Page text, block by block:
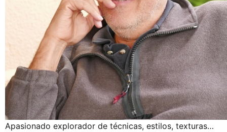
Apasionado explorador de técnicas, estilos, texturas…